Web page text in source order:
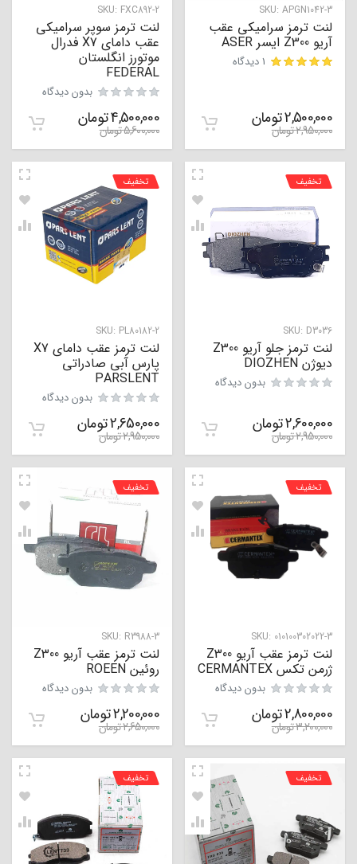
SKU: APGN1042-3
لنت ترمز سرامیکی عقب
آریو Z300 ایسر ASER
1 دیدگاه
2,500,000تومان
2,950,000تومان
SKU: FXC892-2
لنت ترمز سوپر سرامیکی
عقب دامای X7 فدرال
موتورز انگلستان
FEDERAL
بدون دیدگاه
4,500,000تومان
5,600,000تومان
SKU: D3036
تخفیف
لنت ترمز جلو آریو Z300
دیوژن DIOZHEN
بدون دیدگاه
2,600,000تومان
2,950,000تومان
SKU: PL80182-2
تخفیف
لنت ترمز عقب دامای X7
پارس آبی صادراتی
PARSLENT
بدون دیدگاه
2,650,000تومان
2,950,000تومان
SKU: 010100302022-3
تخفیف
لنت ترمز عقب آریو Z300
ژرمن تکس CERMANTEX
بدون دیدگاه
2,800,000تومان
3,200,000تومان
SKU: R3988-3
تخفیف
لنت ترمز عقب آریو Z300
روئین ROEEN
بدون دیدگاه
2,200,000تومان
2,650,000تومان
تخفیف تخفیف